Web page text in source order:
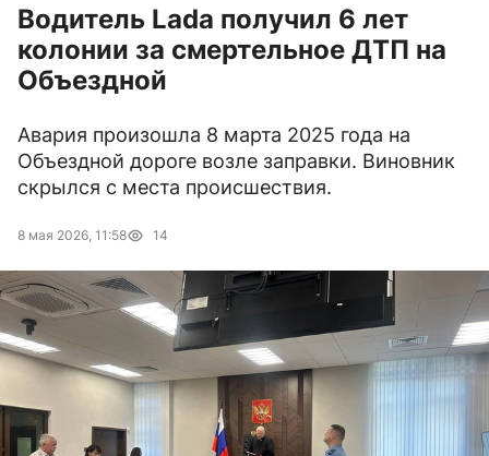
Водитель Lada получил 6 лет
колонии за смертельное ДТП на
Объездной
Авария произошла 8 марта 2025 года на
Объездной дороге возле заправки. Виновник
скрылся с места происшествия.
8 мая 2026, 11:58 14